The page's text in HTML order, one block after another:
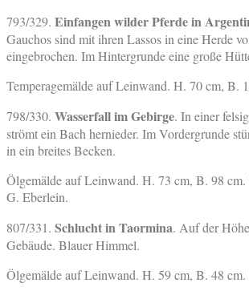
793/329. Einfangen wilder Pferde in
Gauchos sind mit ihren Lassos in eine Herde
eingebrochen. Im Hintergrunde eine große
Temperagemälde auf Leinwand. H. 70 cm, B.
798/330. Wasserfall im Gebirge. In einer
strömt ein Bach hernieder. Im Vordergrunde
in ein breites Becken.
Ölgemälde auf Leinwand. H. 73 cm, B. 98
G. Eberlein.
807/331. Schlucht in Taormina. Auf der
Gebäude. Blauer Himmel.
Ölgemälde auf Leinwand. H. 59 cm, B. 48 cm.